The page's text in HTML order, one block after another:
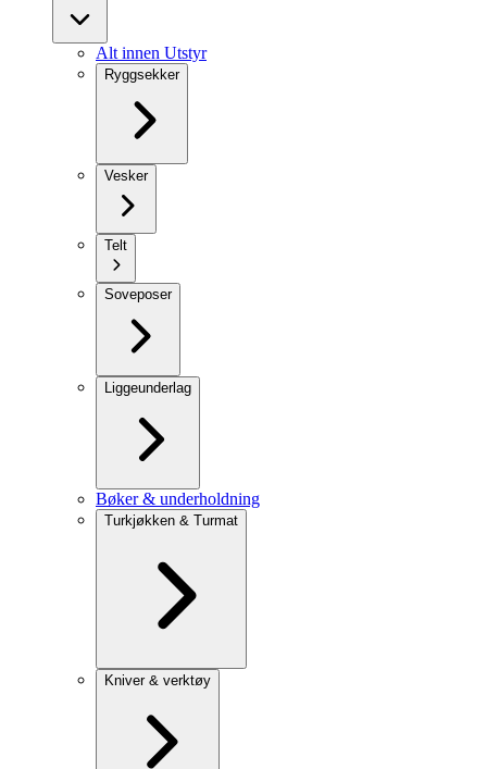
Alt innen Utstyr
Ryggsekker
Vesker
Telt
Soveposer
Liggeunderlag
Bøker & underholdning
Turkjøkken & Turmat
Kniver & verktøy